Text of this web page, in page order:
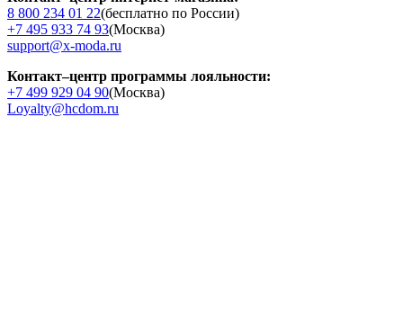
8 800 234 01 22(бесплатно по России)
+7 495 933 74 93(Москва)
support@x-moda.ru
Контакт–центр программы лояльности:
+7 499 929 04 90(Москва)
Loyalty@hcdom.ru